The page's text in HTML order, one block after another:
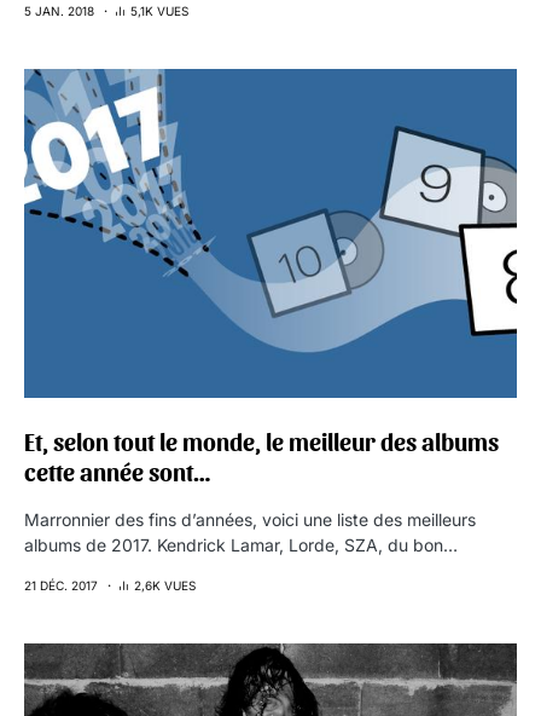
5 JAN. 2018 5,1K VUES
Et, selon tout le monde, le meilleur des albums
cette année sont…
Marronnier des fins d’années, voici une liste des meilleurs
albums de 2017. Kendrick Lamar, Lorde, SZA, du bon…
21 DÉC. 2017 2,6K VUES